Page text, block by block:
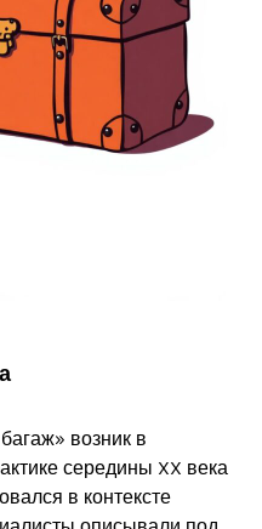
возник в
середины XX века
в контексте